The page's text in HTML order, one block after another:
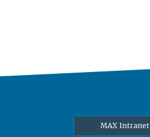
MAX Intranet